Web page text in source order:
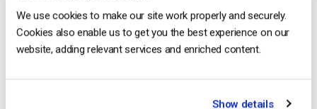
We use cookies to make our site work properly and securely.
Cookies also enable us to get you the best experience on our
website, adding relevant services and enriched content.
Show details